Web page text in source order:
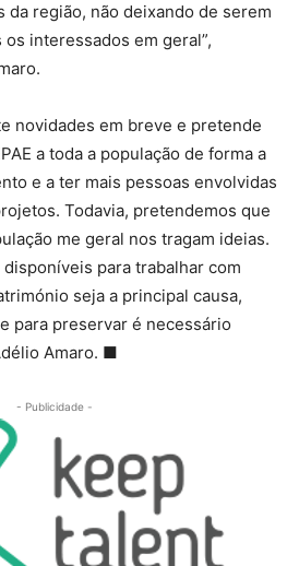
da região, não deixando de serem
interessados em geral”,
novidades em breve e pretende
a toda a população de forma a
e a ter mais pessoas envolvidas
Todavia, pretendemos que
me geral nos tragam ideias.
para trabalhar com
seja a principal causa,
para preservar é necessário
Amaro. ■
- Publicidade -